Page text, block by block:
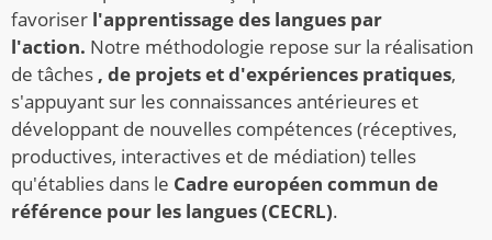
favoriser l'apprentissage des langues par
l'action. Notre méthodologie repose sur la réalisation
de tâches , de projets et d'expériences pratiques,
s'appuyant sur les connaissances antérieures et
développant de nouvelles compétences (réceptives,
productives, interactives et de médiation) telles
qu'établies dans le Cadre européen commun de
référence pour les langues (CECRL).